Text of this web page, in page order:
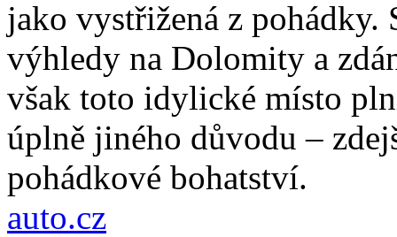
jako vystřižená z pohádky.
výhledy na Dolomity a
však toto idylické místo
úplně jiného důvodu –
pohádkové bohatství.
auto.cz